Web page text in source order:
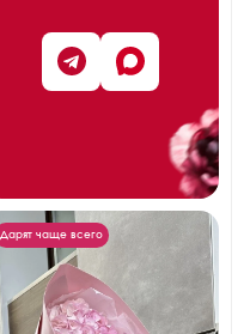
Дарят чаще всего